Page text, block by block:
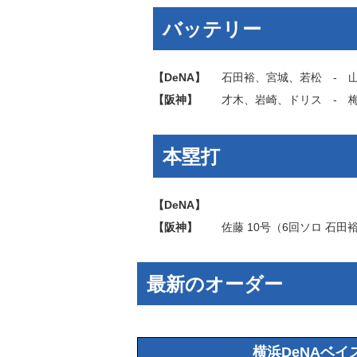
バッテリー
【DeNA】 石田裕 宮城 若松 ‐
【阪神】
才木 岩崎 ドリス ‐
本塁打
【DeNA】
【阪神】
佐藤 10号（6回ソロ 石田
最新のオーダー
横浜DeNAベイ